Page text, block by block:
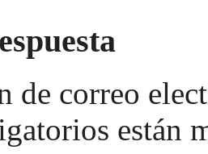
de correo
están